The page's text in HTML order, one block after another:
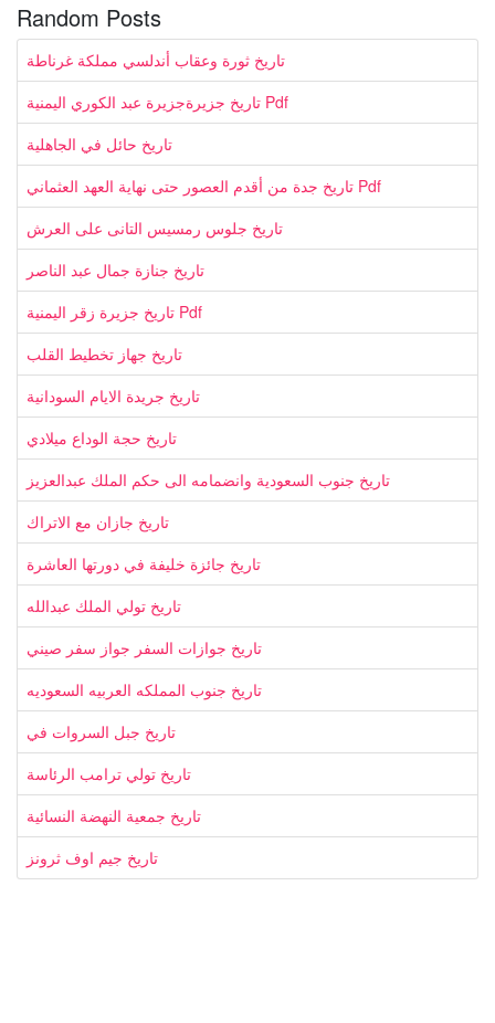
Random Posts
تاريخ ثورة وعقاب أندلسي مملكة غرناطة
تاريخ جزيرةجزيرة عبد الكوري اليمنية Pdf
تاريخ حائل في الجاهلية
تاريخ جدة من أقدم العصور حتى نهاية العهد العثماني Pdf
تاريخ جلوس رمسيس التانى على العرش
تاريخ جنازة جمال عبد الناصر
تاريخ جزيرة زقر اليمنية Pdf
تاريخ جهاز تخطيط القلب
تاريخ جريدة الايام السودانية
تاريخ حجة الوداع ميلادي
تاريخ جنوب السعودية وانضمامه الى حكم الملك عبدالعزيز
تاريخ جازان مع الاتراك
تاريخ جائزة خليفة في دورتها العاشرة
تاريخ تولي الملك عبدالله
تاريخ جوازات السفر جواز سفر صيني
تاريخ جنوب المملكه العربيه السعوديه
تاريخ جبل السروات في
تاريخ تولي ترامب الرئاسة
تاريخ جمعية النهضة النسائية
تاريخ جيم اوف ثرونز